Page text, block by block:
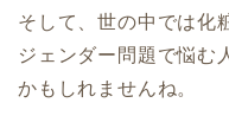
そして、世の中では化
ジェンダー問題で悩む
かもしれませんね。